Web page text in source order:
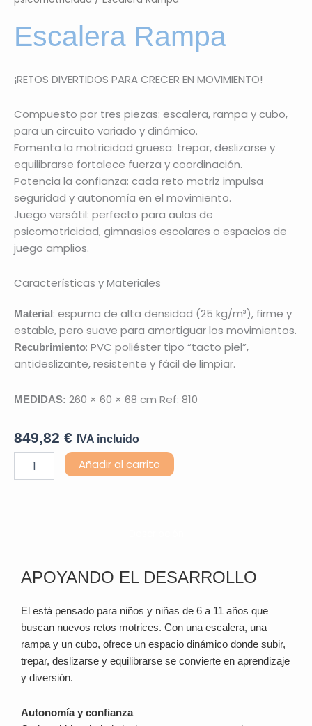
Escalera Rampa
¡RETOS DIVERTIDOS PARA CRECER EN MOVIMIENTO!
Compuesto por tres piezas: escalera, rampa y cubo,
para un circuito variado y dinámico.
Fomenta la motricidad gruesa: trepar, deslizarse y
equilibrarse fortalece fuerza y coordinación.
Potencia la confianza: cada reto motriz impulsa
seguridad y autonomía en el movimiento.
Juego versátil: perfecto para aulas de
psicomotricidad, gimnasios escolares o espacios de
juego amplios.
Características y Materiales
Material : espuma de alta densidad (25 kg/m³), firme y
estable, pero suave para amortiguar los movimientos.
Recubrimiento: PVC poliéster tipo “tacto piel”,
antideslizante, resistente y fácil de limpiar.
MEDIDAS: 260 × 60 × 68 cm Ref: 810
849,82 € IVA incluido
Rampa
Añadir al carrito
APOYANDO EL DESARROLLO
El está pensado para niños y niñas de 6 a 11 años que
buscan nuevos retos motrices. Con una escalera, una
rampa y un cubo, ofrece un espacio dinámico donde subir,
trepar, deslizarse y equilibrarse se convierte en aprendizaje
y diversión.
Autonomía y confianza